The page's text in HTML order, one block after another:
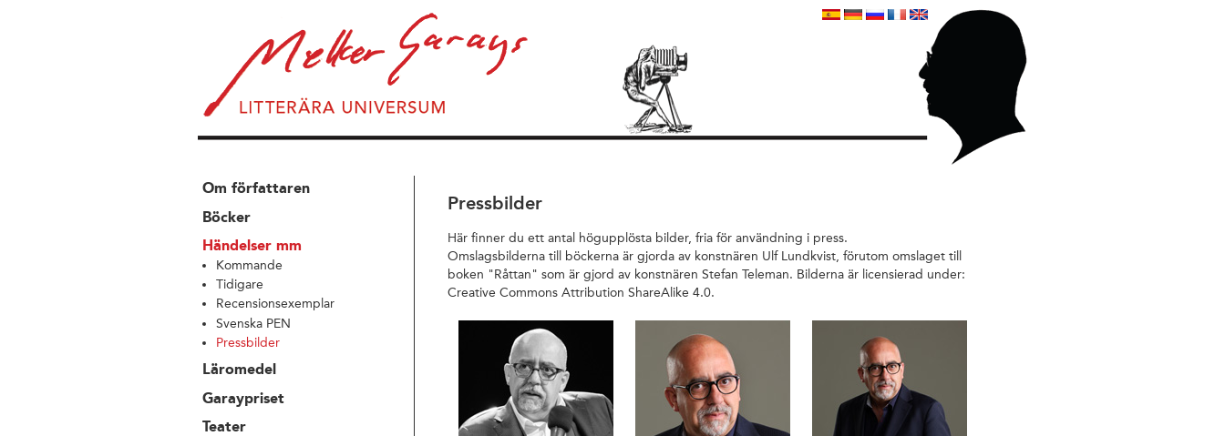
Om författaren
Böcker
Händelser mm
Kommande
Tidigare
Recensionsexemplar
Svenska PEN
Pressbilder
Läromedel
Garaypriset
Teater
Pressbilder
Här finner du ett antal högupplösta bilder, fria för användning i press.
Omslagsbilderna till böckerna är gjorda av konstnären Ulf Lundkvist, förutom omslaget till
boken "Råttan" som är gjord av konstnären Stefan Teleman. Bilderna är licensierad under:
Creative Commons Attribution ShareAlike 4.0.